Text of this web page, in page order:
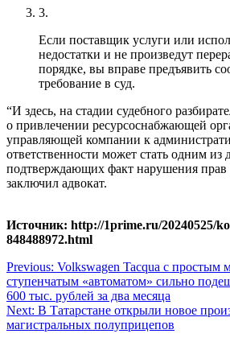
3.
Если поставщик услуги или
недостатки и не произведут
порядке, вы вправе предъявить
требование в суд.
“И здесь, на стадии судебного
о привлечении ресурсоснабжающей
управляющей компании к
ответственности может стать одним из
подтверждающих факт нарушения прав
заключил адвокат.
Источник: http://1prime.ru/20240525/
848488972.html
Навигация
по
записям
Previous: Volkswagen Tacqua с простым
ступенчатым «автоматом» сильно
600 тыс. рублей за два месяца
Next: В Татарстане открыли новое
магистральных полуприцепов